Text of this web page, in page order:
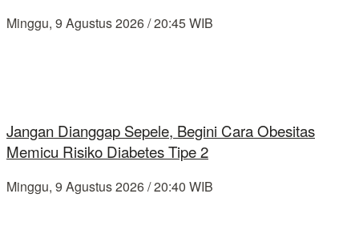
Minggu, 9 Agustus 2026 / 20:45 WIB
Jangan Dianggap Sepele, Begini Cara Obesitas
Memicu Risiko Diabetes Tipe 2
Minggu, 9 Agustus 2026 / 20:40 WIB